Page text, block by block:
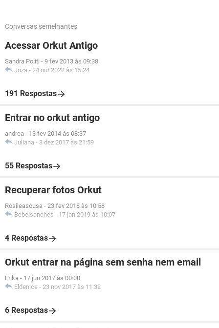
Conversas semelhantes
Acessar Orkut Antigo
Sandra Politi - 9 fev 2013 às 09:38
Joza - 24 out 2022 às 15:24
191 Respostas
Entrar no orkut antigo
andrea - 13 fev 2014 às 08:37
Juliana - 3 dez 2017 às 21:59
55 Respostas
Recuperar fotos Orkut
Rosileasousa - 23 fev 2018 às 10:58
Bebelsanches - 17 jan 2019 às 10:07
4 Respostas
Orkut entrar na página sem senha nem email
Erika - 17 jun 2017 às 00:00
Eldenice - 23 nov 2017 às 11:32
6 Respostas